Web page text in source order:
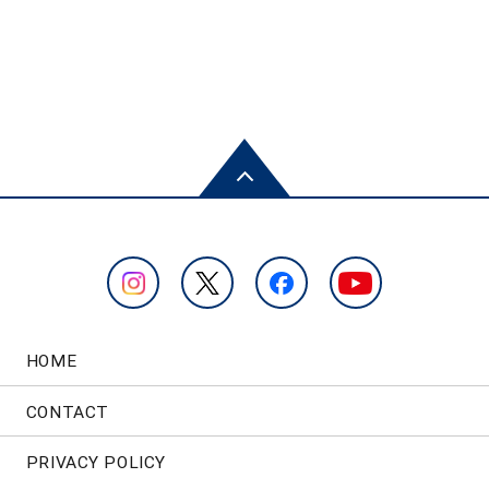
HOME
CONTACT
PRIVACY POLICY